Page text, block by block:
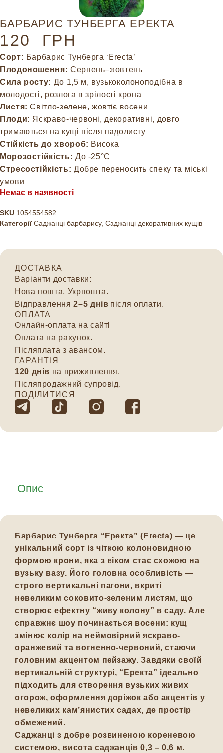
БАРБАРИС ТУНБЕРГА ЕРЕКТА
120 ГРН
Сорт: Барбарис Тунберга ‘Erecta’
Плодоношення: Серпень–жовтень
Сила росту: До 1,5 м, вузькоколоноподібна в
молодості, розлога в зрілості крона
Листя: Світло-зелене, жовтіє восени
Плоди: Яскраво-червоні, декоративні, довго
тримаються на кущі після падолисту
Стійкість до хвороб: Висока
Морозостійкість: До -25°C
Стресостійкість: Добре переносить спеку та міські
умови
Немає в наявності
SKU 1054554582
Категорії Саджанці барбарису, Саджанці декоративних кущів
ДОСТАВКА
Варіанти доставки:
Нова пошта, Укрпошта.
Відправлення2–5 днів після оплати.
ОПЛАТА
Онлайн-оплата на сайті.
Оплата на рахунок.
Післяплата з авансом.
ГАРАНТІЯ
120 днів на приживлення.
Післяпродажний супровід.
ПОДІЛИТИСЯ
Опис
Барбарис Тунберга “Еректа” (Erecta) — це
унікальний сорт із чіткою колоновидною
формою крони, яка з віком стає схожою на
вузьку вазу. Його головна особливість —
строго вертикальні пагони, вкриті
невеликим соковито-зеленим листям, що
створює ефектну “живу колону” в саду. Але
справжнє шоу починається восени: кущ
змінює колір на неймовірний яскраво-
оранжевий та вогненно-червоний, стаючи
головним акцентом пейзажу. Завдяки своїй
вертикальній структурі, “Еректа” ідеально
підходить для створення вузьких живих
огорож, оформлення доріжок або акцентів у
невеликих кам’янистих садах, де простір
обмежений.
Саджанці з добре розвиненою кореневою
системою, висота саджанців 0,3 – 0,6 м.